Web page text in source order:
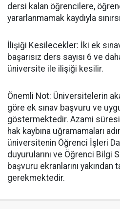
dersi kalan öğrencilere,
yararlanmamak kaydıyla
​İlişiği Kesilecekler: İki ek
başarısız ders sayısı 6 ve
üniversite ile ilişiği kesilir.
​Önemli Not: Üniversitelerin
göre ek sınav başvuru ve
göstermektedir. Azami
hak kaybına uğramamaları
üniversitenin Öğrenci İşleri
duyurularını ve Öğrenci Bilgi
başvuru ekranlarını
gerekmektedir.